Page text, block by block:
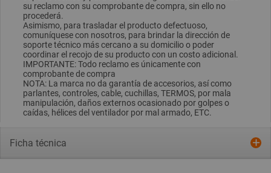
su reclamo con su comprobante de compra, sin ello no
procederá.
Asimismo, para trasladar el producto defectuoso,
comuníquese con nosotros, para brindar la dirección de
soporte técnico más cercano a su domicilio o poder
coordinar el recojo de su producto con un costo adicional.
IMPORTANTE: Todo reclamo es únicamente con
comprobante de compra
NOTA: La marca no da garantía de accesorios, así como
parlantes, controles, cable, cuchillas, TERMOS, por mala
manipulación, daños externos ocasionado por golpes o
caídas, hélices del ventilador por mal armado, ETC.
Ficha técnica